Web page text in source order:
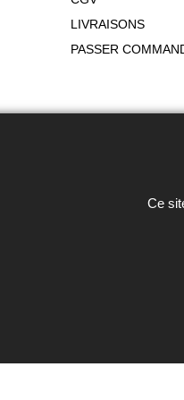
LIVRAISONS
PASSER
Ce